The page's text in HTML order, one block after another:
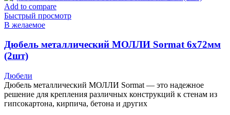
Add to compare
Быстрый просмотр
В желаемое
Дюбель металлический МОЛЛИ Sormat 6х72мм
(2шт)
Дюбели
Дюбель металлический МОЛЛИ Sormat — это надежное
решение для крепления различных конструкций к стенам из
гипсокартона, кирпича, бетона и других